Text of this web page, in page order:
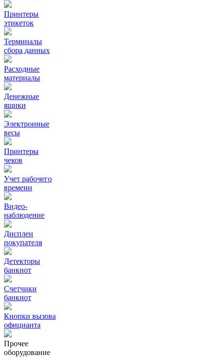
Принтеры
этикеток
Терминалы
сбора данных
Расходные
материалы
Денежные
ящики
Электронные
весы
Принтеры
чеков
Учет рабочего
времени
Видео‑
наблюдение
Дисплеи
покупателя
Детекторы
банкнот
Счетчики
банкнот
Кнопки вызова
официанта
Прочее
оборудование